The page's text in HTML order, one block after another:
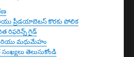
ప్రీడయాబెటస్ కొరకు పోలిక
రిఫరెన్స్ గైడ్
మరియు మధుమేహం
తెలుసుకోండి